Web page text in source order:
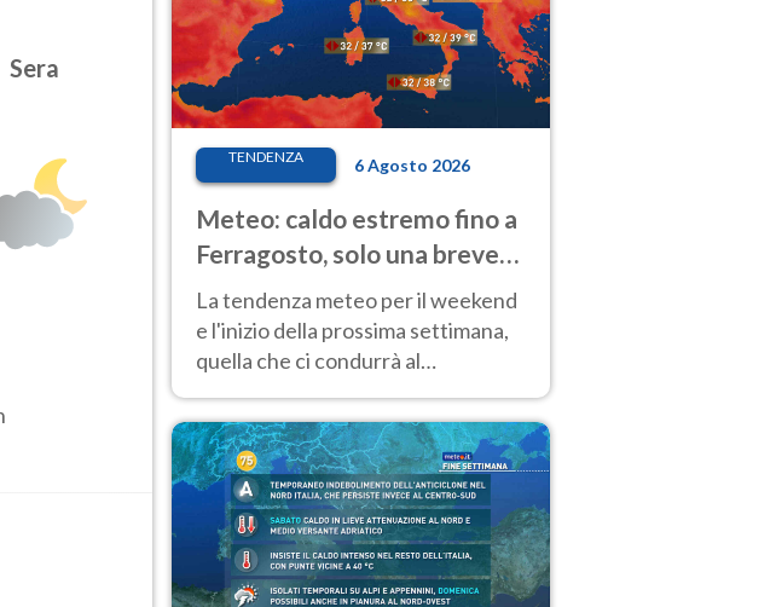
Sera
TENDENZA 6 Agosto 2026
Meteo: caldo estremo fino a
Ferragosto, solo una breve
pausa. Ecco dove
La tendenza meteo per il weekend
e l'inizio della prossima settimana,
quella che ci condurrà al
temperature molto elevate